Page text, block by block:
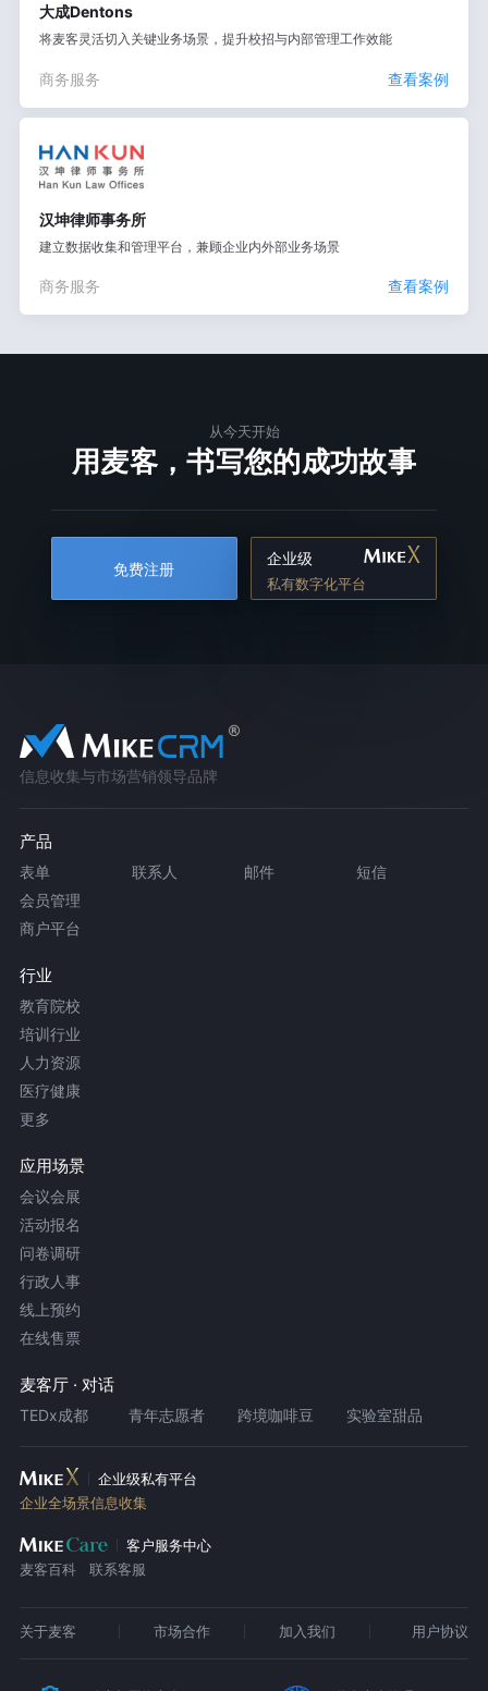
大成Dentons
将麦客灵活切入关键业务场景，提升校招与内部管理工作效能
商务服务 查看案例
汉坤律师事务所
建立数据收集和管理平台，兼顾企业内外部业务场景
商务服务 查看案例
从今天开始
用麦客，书写您的成功故事
免费注册
企业级
私有数字化平台
信息收集与市场营销领导品牌
产品
表单 联系人 邮件
短信
会员管理
商户平台
行业
教育院校
培训行业
人力资源
医疗健康
更多
应用场景
会议会展
活动报名
问卷调研
行政人事
线上预约
在线售票
麦客厅 · 对话
TEDx成都 青年志愿者 跨境咖啡豆 实验室甜品
企业级私有平台
企业全场景信息收集
客户服务中心
麦客百科
联系客服
关于麦客 市场合作 加入我们 用户协议